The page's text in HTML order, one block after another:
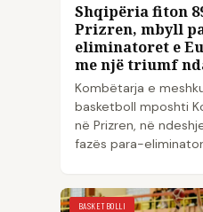
Shqipëria fiton
Prizren, mbyll
eliminatoret e
me një triumf
Kombëtarja e
basketboll mposhti
në Prizren, në
fazës para-
BASKETBOLLI